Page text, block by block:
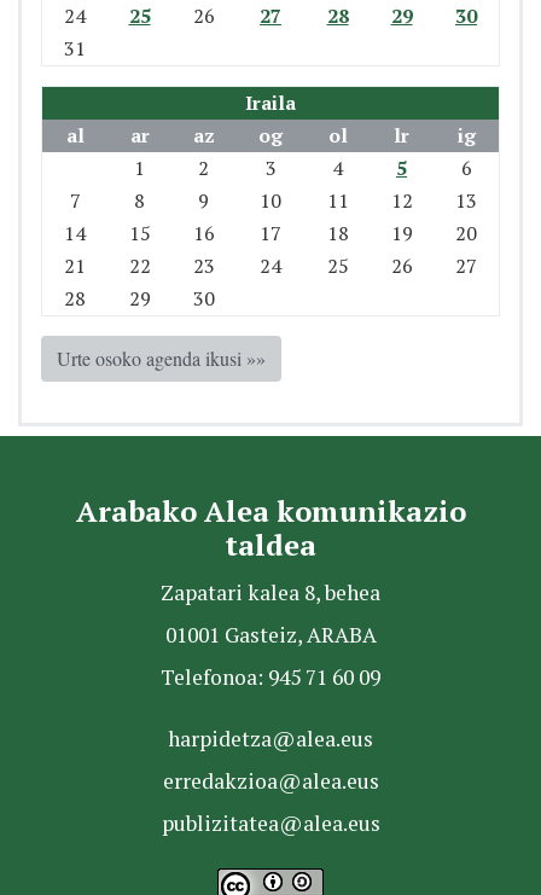
24
25 26 27 28 29
30
31
Iraila
al
ar az og ol lr
ig
1
2 3 4 5
6
7
8 9 10 11 12
13
14
15 16 17 18 19
20
21
22 23 24 25 26
27
28
29 30
Urte osoko agenda ikusi »»
Arabako Alea komunikazio
taldea
Zapatari kalea 8, behea
01001 Gasteiz, ARABA
Telefonoa: 945 71 60 09
harpidetza@alea.eus
erredakzioa@alea.eus
publizitatea@alea.eus